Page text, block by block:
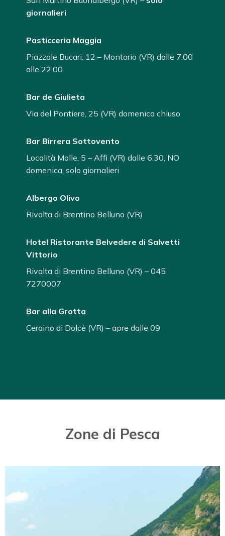
giornalieri
Pasticceria Maggia
Piazzale Bucari, 12 – Montorio (VR) dalle 7.00
alle 22.00
Bar de Giulieta
Via del Pontiere, 25 (VR) domenica chiuso
Bar Birrera Sottovento
Località Molle, 5 – Affi (VR) dalle 6.30, NO
domenica, solo giornalieri
Albergo Olivo
Rivalta di Brentino Belluno (VR)
Hotel Ristorante Belvedere di Salvetti
Vittorio
Rivalta di Brentino Belluno (VR) – 045
7270007
Bar alla Grotta
Ceraino di Dolcè (VR) – apre dalle 09
Zone di Pesca